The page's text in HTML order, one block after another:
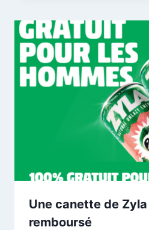
Une canette de Zyla
remboursé